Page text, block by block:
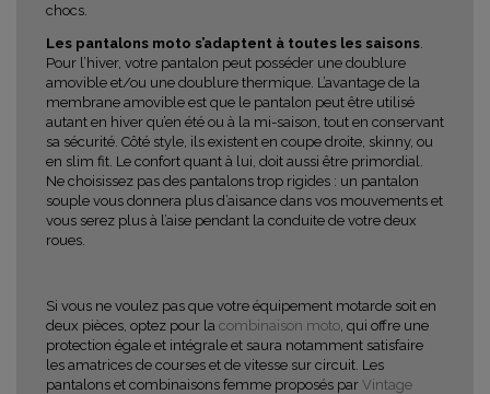
chocs.
Les pantalons moto s’adaptent à toutes les saisons
Pour l’hiver, votre pantalon peut posséder une doublure
amovible et/ou une doublure thermique. L’avantage de la
membrane amovible est que le pantalon peut être utilisé
autant en hiver qu’en été ou à la mi-saison, tout en conservant
sa sécurité. Côté style, ils existent en coupe droite, skinny, ou
en slim fit. Le confort quant à lui, doit aussi être primordial.
Ne choisissez pas des pantalons trop rigides : un pantalon
souple vous donnera plus d’aisance dans vos mouvements et
vous serez plus à l’aise pendant la conduite de votre deux
roues.
Si vous ne voulez pas que votre équipement motarde soit en
deux pièces, optez pour la combinaison moto , qui offre une
protection égale et intégrale et saura notamment satisfaire
les amatrices de courses et de vitesse sur circuit. Les
pantalons et combinaisons femme proposés par Vintage